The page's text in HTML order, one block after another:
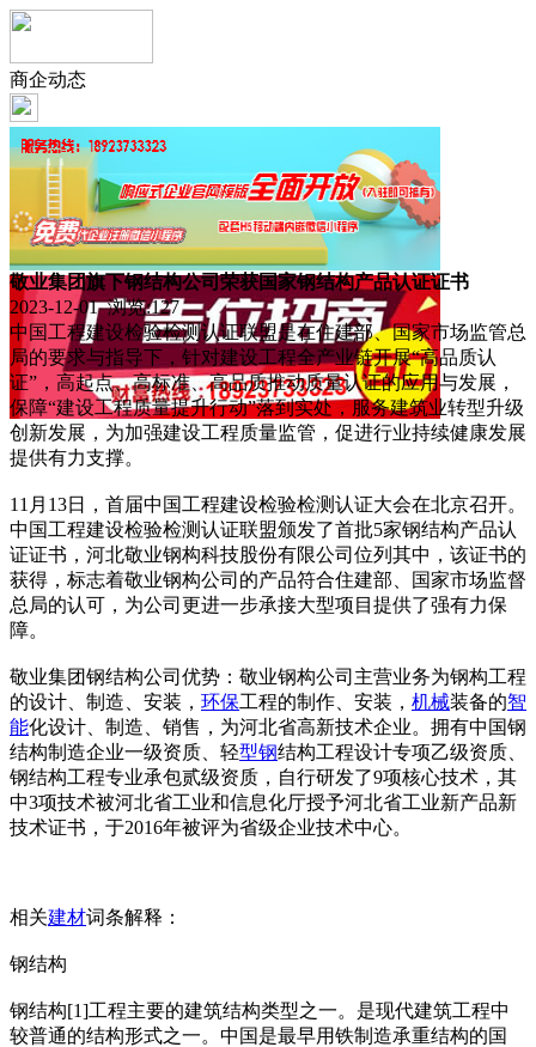
商企动态
敬业集团旗下钢结构公司荣获国家钢结构产品认证证书
2023-12-01 浏览:127
中国工程建设检验检测认证联盟是在住建部、国家市场监管总
局的要求与指导下，针对建设工程全产业链开展“高品质认
证”，高起点、高标准、高品质推动质量认证的应用与发展，
保障“建设工程质量提升行动”落到实处，服务建筑业转型升级
创新发展，为加强建设工程质量监管，促进行业持续健康发展
提供有力支撑。
11月13日，首届中国工程建设检验检测认证大会在北京召开。
中国工程建设检验检测认证联盟颁发了首批5家钢结构产品认
证证书，河北敬业钢构科技股份有限公司位列其中，该证书的
获得，标志着敬业钢构公司的产品符合住建部、国家市场监督
总局的认可，为公司更进一步承接大型项目提供了强有力保
障。
敬业集团钢结构公司优势：敬业钢构公司主营业务为钢构工程
的设计、制造、安装， 环保工程的制作、安装， 机械装备的智
能化设计、制造、销售，为河北省高新技术企业。拥有中国钢
结构制造企业一级资质、轻型钢结构工程设计专项乙级资质、
钢结构工程专业承包贰级资质，自行研发了9项核心技术，其
中3项技术被河北省工业和信息化厅授予河北省工业新产品新
技术证书，于2016年被评为省级企业技术中心。
相关建材词条解释：
钢结构
钢结构[1]工程主要的建筑结构类型之一。是现代建筑工程中
较普通的结构形式之一。中国是最早用铁制造承重结构的国